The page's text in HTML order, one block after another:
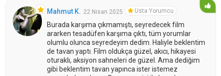
Mahmut K. 22 Nisan 2025 Usta Yorumcu
Burada karşıma çıkmamıştı, seyredecek film
ararken tesadüfen karşıma çıktı, tüm yorumlar
olumlu olunca seyredeyim dedim. Haliyle beklentim
de tavan yaptı. Film oldukça güzel, akıcı, hikayesi
oturaklı, aksiyon sahneleri de güzel. Ama dediğim
gibi beklentim tavan yapınca ister istemez